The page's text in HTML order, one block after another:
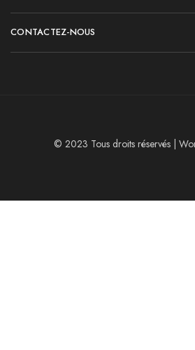
CONTACTEZ-NOUS
© 2023 Tous droits réservés |